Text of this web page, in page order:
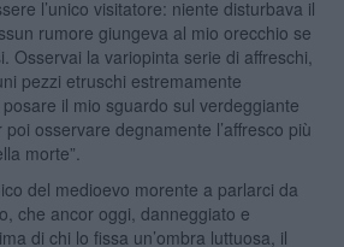
l’unico visitatore: niente disturbava il
rumore giungeva al mio orecchio se
Osservai la variopinta serie di affreschi,
pezzi etruschi estremamente
il mio sguardo sul verdeggiante
osservare degnamente l’affresco più
morte”.
del medioevo morente a parlarci da
che ancor oggi, danneggiato e
di chi lo fissa un’ombra luttuosa, il